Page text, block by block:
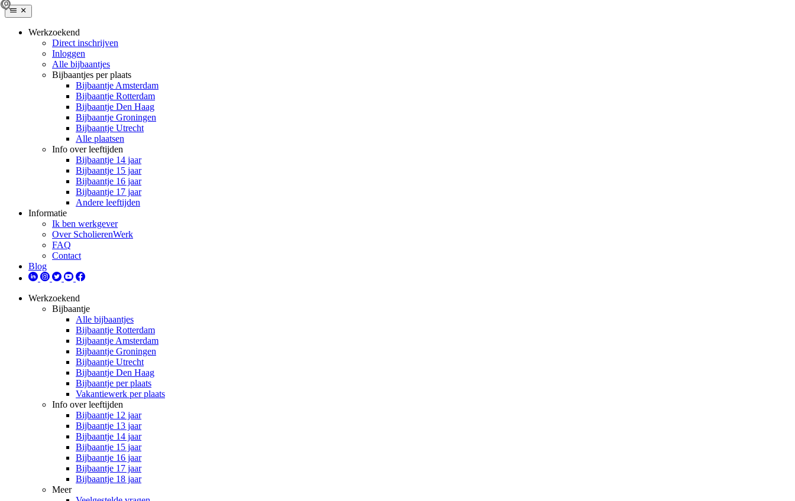
Werkzoekend
Direct inschrijven
Inloggen
Alle bijbaantjes
Bijbaantjes per plaats
Bijbaantje Amsterdam
Bijbaantje Rotterdam
Bijbaantje Den Haag
Bijbaantje Groningen
Bijbaantje Utrecht
Alle plaatsen
Info over leeftijden
Bijbaantje 14 jaar
Bijbaantje 15 jaar
Bijbaantje 16 jaar
Bijbaantje 17 jaar
Andere leeftijden
Informatie
Ik ben werkgever
Over ScholierenWerk
FAQ
Contact
Blog
Werkzoekend
Bijbaantje
Alle bijbaantjes
Bijbaantje Rotterdam
Bijbaantje Amsterdam
Bijbaantje Groningen
Bijbaantje Utrecht
Bijbaantje Den Haag
Bijbaantje per plaats
Vakantiewerk per plaats
Info over leeftijden
Bijbaantje 12 jaar
Bijbaantje 13 jaar
Bijbaantje 14 jaar
Bijbaantje 15 jaar
Bijbaantje 16 jaar
Bijbaantje 17 jaar
Bijbaantje 18 jaar
Meer